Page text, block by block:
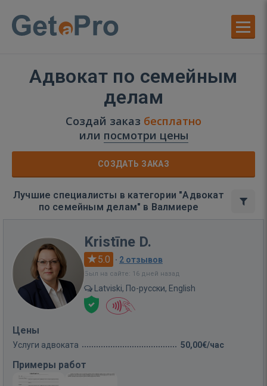
Адвокат по семейным
делам
Создай заказ бесплатно
или посмотри цены
СОЗДАТЬ ЗАКАЗ
Лучшие специалисты в категории "Адвокат
по семейным делам" в Валмиере
Kristīne D.
5.0 · 2 отзывов
Был на сайте: 16 дней назад
Latviski, По-русски, English
Цены
Услуги адвоката 50,00€/час
Примеры работ